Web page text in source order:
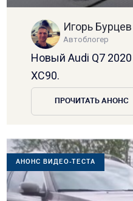
Игорь Бурцев
Автоблогер
Новый Audi Q7
XC90.
ПРОЧИТАТЬ АНОНС
АНОНС ВИДЕО-ТЕСТА